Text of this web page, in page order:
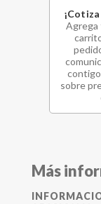
Agrega
sobre
Más